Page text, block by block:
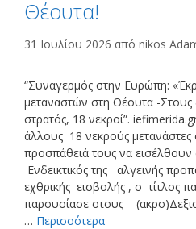
Θέουτα!
31 Ιουλίου 2026 από nikos
“Συναγερμός στην Ευρώπη:
μεταναστών στη Θέουτα -Στους
στρατός, 18 νεκροί”.
άλλους 18 νεκρούς
προσπάθειά τους να
Ενδεικτικός της αλγεινής
εχθρικής εισβολής , ο τίτλος
παρουσίασε στους
… Περισσότερα